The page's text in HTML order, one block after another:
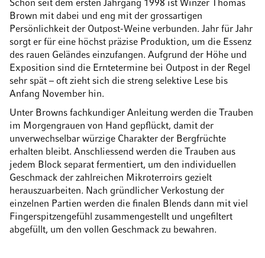
Schon seit dem ersten Jahrgang 1998 ist Winzer Thomas
Brown mit dabei und eng mit der grossartigen
Persönlichkeit der Outpost-Weine verbunden. Jahr für Jahr
sorgt er für eine höchst präzise Produktion, um die Essenz
des rauen Geländes einzufangen. Aufgrund der Höhe und
Exposition sind die Erntetermine bei Outpost in der Regel
sehr spät – oft zieht sich die streng selektive Lese bis
Anfang November hin.
Unter Browns fachkundiger Anleitung werden die Trauben
im Morgengrauen von Hand gepflückt, damit der
unverwechselbar würzige Charakter der Bergfrüchte
erhalten bleibt. Anschliessend werden die Trauben aus
jedem Block separat fermentiert, um den individuellen
Geschmack der zahlreichen Mikroterroirs gezielt
herauszuarbeiten. Nach gründlicher Verkostung der
einzelnen Partien werden die finalen Blends dann mit viel
Fingerspitzengefühl zusammengestellt und ungefiltert
abgefüllt, um den vollen Geschmack zu bewahren.